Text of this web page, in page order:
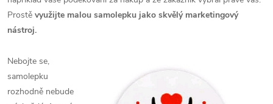
Prostě využijte malou samolepku jako skvělý marketingový
nástroj.
Nebojte se,
samolepku
rozhodně nebude